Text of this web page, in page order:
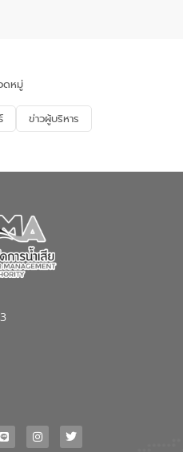
น้ำของประเทศ และเตรียมความพร้อม
งรับการเติบโตของเมือง รวมถึงการ
นในอุตสาหกรรมแห่งอนาคต ตลอดจน
อบโจทย์ความท้าทายจากวิกฤตการ
รั้งนี้เป็นการดึงจุดแข็งและความ
น.) มาผสานกับประสบการณ์และ
โนโลยีโครงข่ายน้ำครบวงจรในพื้นที่ EEC
อีสท์ วอเตอร์ เพื่อร่วมกันศึกษา
โนโลยีการปรับปรุงคุณภาพน้ำ (Water
และพัฒนารูปแบบการดำเนินงาน
น้ำที่พุ่งสูงขึ้นจากการขยายตัวของ
องค์การจัดการน้ำเสีย กล่าวถึงภารกิจ
อสนับสนุนการพัฒนาเมืองอย่างยั่งยืน
ณะที่ นายบดินทร์ อุดล กรรมการผู้อำนวย
ดหมู่
ข่าวผู้บริหาร